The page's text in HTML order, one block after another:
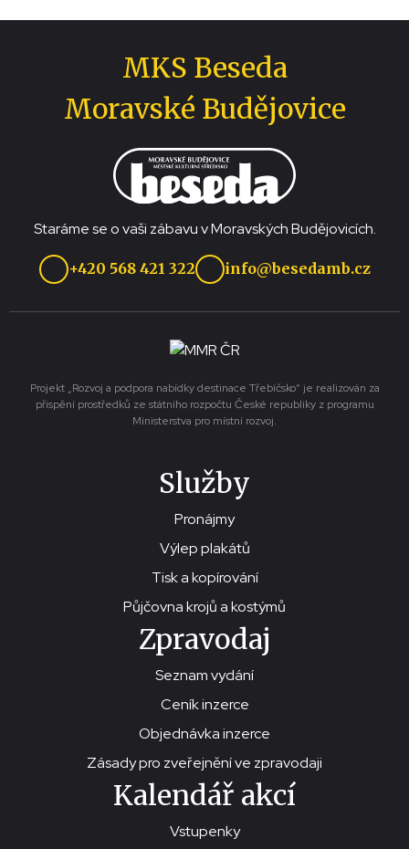
MKS Beseda
Moravské Budějovice
Staráme se o vaši zábavu v Moravských Budějovicích.
+420 568 421 322 info@besedamb.cz
Projekt „Rozvoj a podpora nabídky destinace Třebíčsko“ je realizován za
přispění prostředků ze státního rozpočtu České republiky z programu
Ministerstva pro místní rozvoj.
Služby
Pronájmy
Výlep plakátů
Tisk a kopírování
Půjčovna krojů a kostýmů
Zpravodaj
Seznam vydání
Ceník inzerce
Objednávka inzerce
Zásady pro zveřejnění ve zpravodaji
Kalendář akcí
Vstupenky